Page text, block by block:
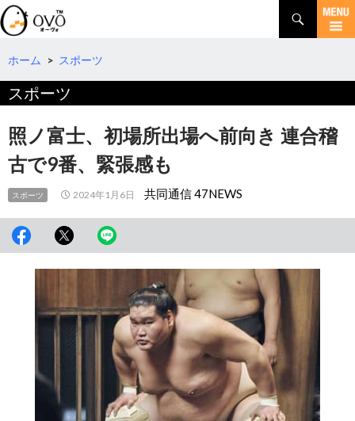
検
索
コ
テ
へ
移
動
ホーム > スポーツ
スポーツ
照ノ富士、初場所出場へ前向き 連合稽
古で9番、緊張感も
スポーツ 2024年1月6日 共同通信 47NEWS